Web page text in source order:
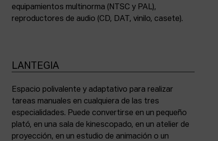
equipamientos multinorma (NTSC y PAL),
reproductores de audio (CD, DAT, vinilo, casete).
LANTEGIA
Espacio polivalente y adaptativo para realizar
tareas manuales en cualquiera de las tres
especialidades. Puede convertirse en un pequeño
plató, en una sala de kinescopado, en un atelier de
proyección, en un estudio de animación o un